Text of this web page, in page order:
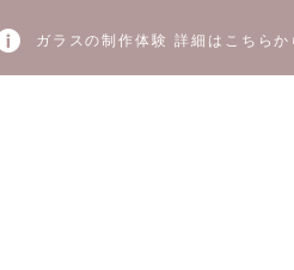
ガラスの制作体験 詳細はこちらか